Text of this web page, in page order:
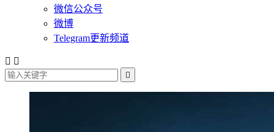
微信公众号
微博
Telegram更新频道
 
